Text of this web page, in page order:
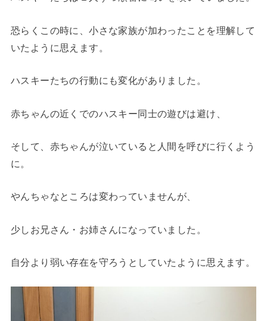
恐らくこの時に、小さな家族が加わったことを理解して
いたように思えます。
ハスキーたちの行動にも変化がありました。
赤ちゃんの近くでのハスキー同士の遊びは避け、
そして、赤ちゃんが泣いていると人間を呼びに行くよう
に。
やんちゃなところは変わっていませんが、
少しお兄さん・お姉さんになっていました。
自分より弱い存在を守ろうとしていたように思えます。